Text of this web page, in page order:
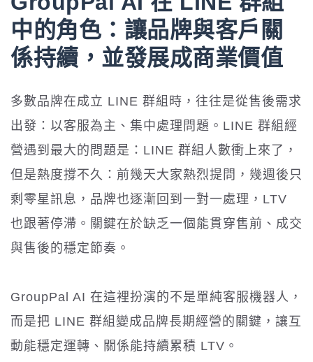
中的角色：讓品牌與客戶關
係持續，並發展成商業價值
多數品牌在成立 LINE 群組時，往往是從售後需求
出發：以客服為主、集中處理問題。LINE 群組經
營遇到最大的問題是：LINE 群組人數衝上來了，
但是熱度撐不久：前幾天大家熱烈提問，幾週後只
剩零星訊息，品牌也逐漸回到一對一處理，LTV
也跟著停滯。關鍵在於缺乏一個能貫穿售前、成交
與售後的穩定節奏。
GroupPal AI 在這裡扮演的不是單純客服機器人，
而是把 LINE 群組變成品牌長期經營的關鍵，讓互
動能穩定運轉、關係能持續累積 LTV。